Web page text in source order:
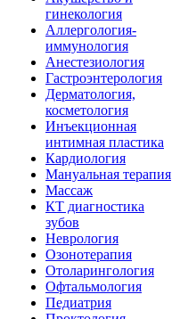
гинекология
Аллергология-
иммунология
Анестезиология
Гастроэнтерология
Дерматология,
косметология
Инъекционная
интимная пластика
Кардиология
Мануальная терапия
Массаж
КТ диагностика
зубов
Неврология
Озонотерапия
Отоларингология
Офтальмология
Педиатрия